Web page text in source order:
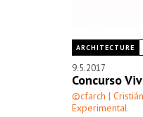
ARCHITECTURE
9.5.2017
Concurso
©cfarch |
Experimental